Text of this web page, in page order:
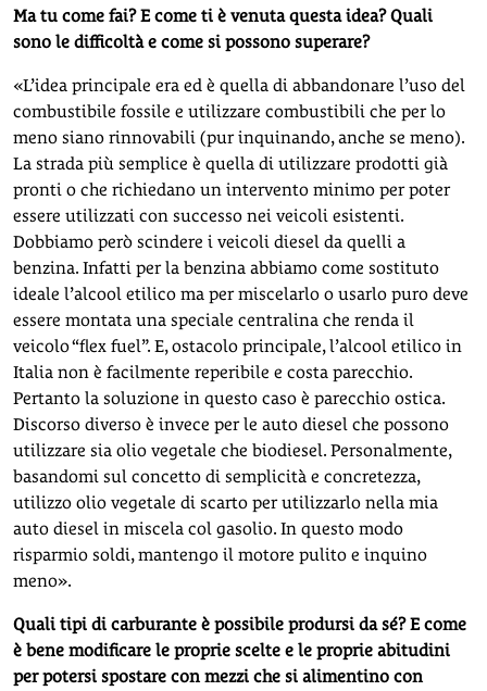
Ma tu come fai? E come ti è venuta questa idea? Quali
sono le difficoltà e come si possono superare?
«L’idea principale era ed è quella di abbandonare l’uso del
combustibile fossile e utilizzare combustibili che per lo
meno siano rinnovabili (pur inquinando, anche se meno).
La strada più semplice è quella di utilizzare prodotti già
pronti o che richiedano un intervento minimo per poter
essere utilizzati con successo nei veicoli esistenti.
Dobbiamo però scindere i veicoli diesel da quelli a
benzina. Infatti per la benzina abbiamo come sostituto
ideale l’alcool etilico ma per miscelarlo o usarlo puro deve
essere montata una speciale centralina che renda il
veicolo “flex fuel”. E, ostacolo principale, l’alcool etilico in
Italia non è facilmente reperibile e costa parecchio.
Pertanto la soluzione in questo caso è parecchio ostica.
Discorso diverso è invece per le auto diesel che possono
utilizzare sia olio vegetale che biodiesel. Personalmente,
basandomi sul concetto di semplicità e concretezza,
utilizzo olio vegetale di scarto per utilizzarlo nella mia
auto diesel in miscela col gasolio. In questo modo
risparmio soldi, mantengo il motore pulito e inquino
meno».
Quali tipi di carburante è possibile prodursi da sé? E come
è bene modificare le proprie scelte e le proprie abitudini
per potersi spostare con mezzi che si alimentino con